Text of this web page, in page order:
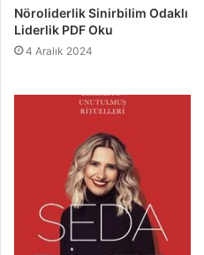
Nöroliderlik Sinirbilim Odaklı
Liderlik PDF Oku
4 Aralık 2024